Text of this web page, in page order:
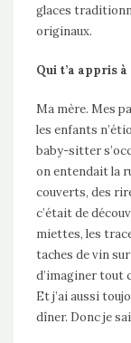
glaces
originaux.
Qui t’a appris
Ma mère. Mes
les enfants
baby-sitter
on entendait la
couverts, des
c’était de
miettes, les
taches de vin
d’imaginer tout
Et j’ai aussi
dîner. Donc je